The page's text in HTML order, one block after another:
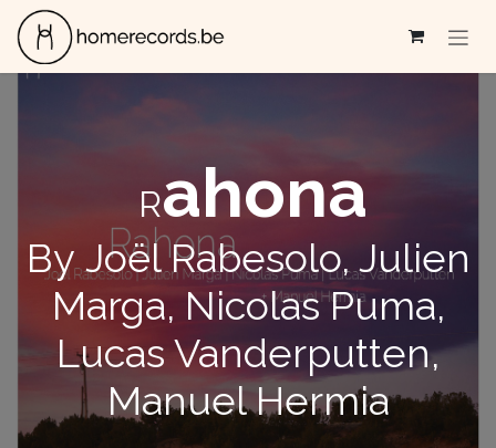
Se rendre au contenu
Rahona
By Joël Rabesolo, Julien
Marga, Nicolas Puma,
Lucas Vanderputten,
Manuel Hermia